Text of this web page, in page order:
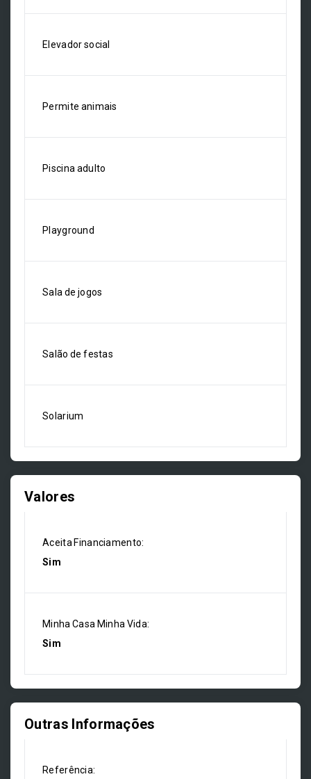
Elevador social
Permite animais
Piscina adulto
Playground
Sala de jogos
Salão de festas
Solarium
Valores
Aceita Financiamento:
Sim
Minha Casa Minha Vida:
Sim
Outras Informações
Referência: